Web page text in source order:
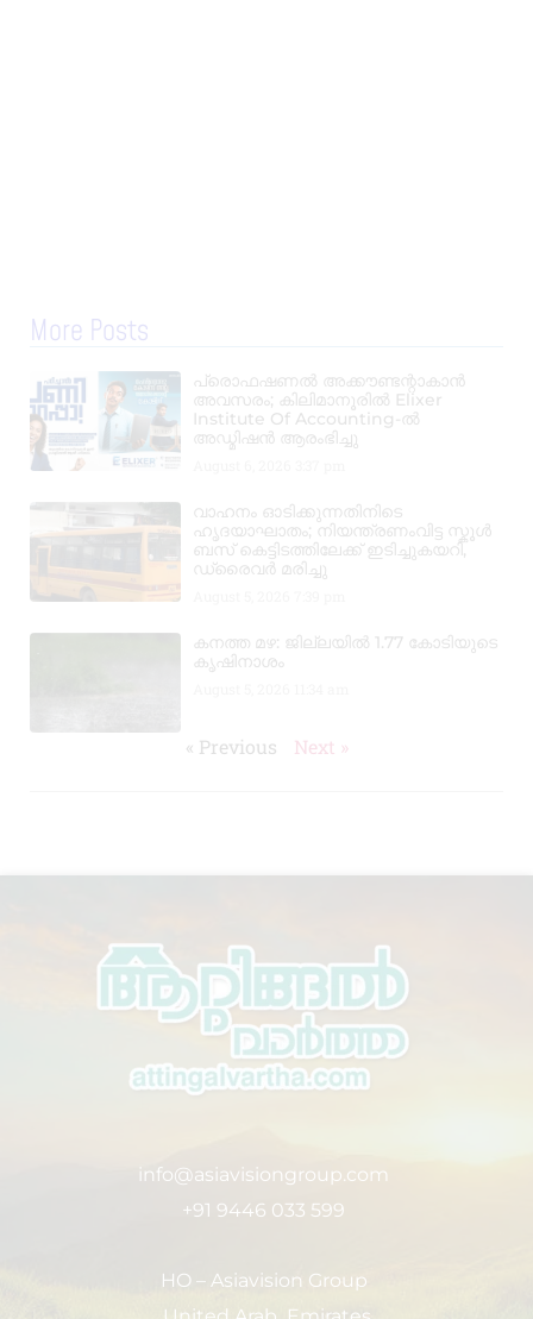
More Posts
പ്രൊഫഷണൽ അക്കൗണ്ടന്റാകാൻ
അവസരം; കിലിമാനൂരിൽ Elixer
Institute Of Accounting-ൽ
അഡ്മിഷൻ ആരംഭിച്ചു
വാഹനം ഓടിക്കുന്നതിനിടെ
ഹൃദയാഘാതം; നിയന്ത്രണംവിട്ട സ്കൂൾ
ബസ് കെട്ടിടത്തിലേക്ക് ഇടിച്ചുകയറി,
ഡ്രൈവർ മരിച്ചു
കനത്ത മഴ: ജില്ലയിൽ 1.77 കോടിയുടെ
കൃഷിനാശം
« Previous Next »
info@asiavisiongroup.com
+91 9446 033 599
HO – Asiavision Group